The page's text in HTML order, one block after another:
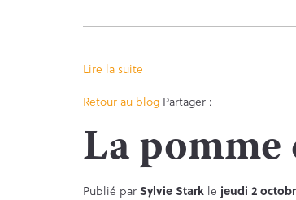
Lire la suite
Retour au blog Partager :
La
Publié parSylvie Stark le jeudi 2